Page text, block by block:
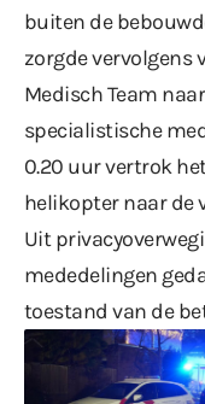
buiten de
zorgde vervolgens
Medisch Team
specialistische
0.20 uur vertrok
helikopter naar de
Uit
mededelingen
toestand van de